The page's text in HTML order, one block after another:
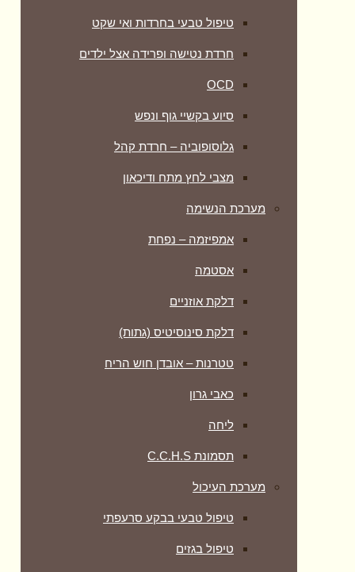
טיפול טבעי בחרדות ואי שקט
חרדת נטישה ופרידה אצל ילדים
OCD
סיוע בקשיי גוף ונפש
גלוסופוביה – חרדת קהל
מצבי לחץ מתח ודיכאון
מערכת הנשימה
אמפיזמה – נפחת
אסטמה
דלקת אוזניים
דלקת סינוסיטיס (גתות)
טטרנות – אובדן חוש הריח
כאבי גרון
ליחה
תסמונת C.C.H.S
מערכת העיכול
טיפול טבעי בבקע סרעפתי
טיפול בגזים